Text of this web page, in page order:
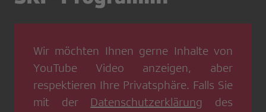
Wir möchten Ihnen gerne Inhalte von
YouTube Video anzeigen, aber
respektieren Ihre Privatsphäre. Falls Sie
mit der Datenschutzerklärung
des